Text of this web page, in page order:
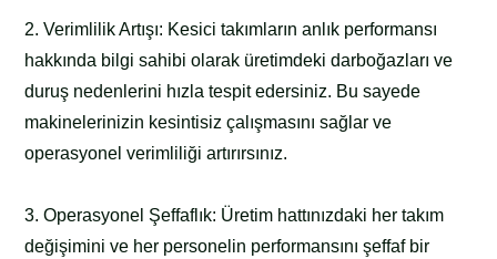
2. Verimlilik Artışı: Kesici takımların anlık performansı
hakkında bilgi sahibi olarak üretimdeki darboğazları ve
duruş nedenlerini hızla tespit edersiniz. Bu sayede
makinelerinizin kesintisiz çalışmasını sağlar ve
operasyonel verimliliği artırırsınız.
3. Operasyonel Şeffaflık: Üretim hattınızdaki her takım
değişimini ve her personelin performansını şeffaf bir